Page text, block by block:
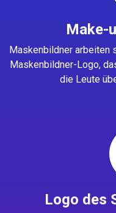
Make-
Maskenbildner arbeiten
Maskenbildner-Logo,
die Leute
Logo des